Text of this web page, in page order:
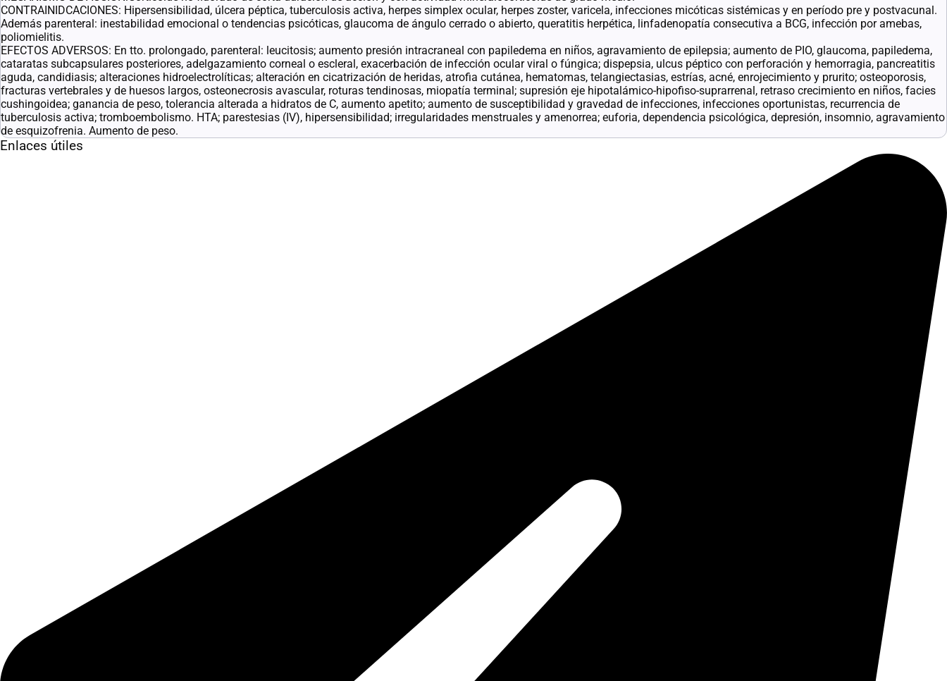
CONTRAINIDCACIONES: Hipersensibilidad, úlcera péptica, tuberculosis activa, herpes simplex ocular, herpes zoster, varicela, infecciones micóticas sistémicas y en período pre y postvacunal.
Además parenteral: inestabilidad emocional o tendencias psicóticas, glaucoma de ángulo cerrado o abierto, queratitis herpética, linfadenopatía consecutiva a BCG, infección por amebas,
poliomielitis.
EFECTOS ADVERSOS: En tto. prolongado, parenteral: leucitosis; aumento presión intracraneal con papiledema en niños, agravamiento de epilepsia; aumento de PIO, glaucoma, papiledema,
cataratas subcapsulares posteriores, adelgazamiento corneal o escleral, exacerbación de infección ocular viral o fúngica; dispepsia, ulcus péptico con perforación y hemorragia, pancreatitis
aguda, candidiasis; alteraciones hidroelectrolíticas; alteración en cicatrización de heridas, atrofia cutánea, hematomas, telangiectasias, estrías, acné, enrojecimiento y prurito; osteoporosis,
fracturas vertebrales y de huesos largos, osteonecrosis avascular, roturas tendinosas, miopatía terminal; supresión eje hipotalámico-hipofiso-suprarrenal, retraso crecimiento en niños, facies
cushingoidea; ganancia de peso, tolerancia alterada a hidratos de C, aumento apetito; aumento de susceptibilidad y gravedad de infecciones, infecciones oportunistas, recurrencia de
tuberculosis activa; tromboembolismo. HTA; parestesias (IV), hipersensibilidad; irregularidades menstruales y amenorrea; euforia, dependencia psicológica, depresión, insomnio, agravamiento
de esquizofrenia. Aumento de peso.
Enlaces útiles